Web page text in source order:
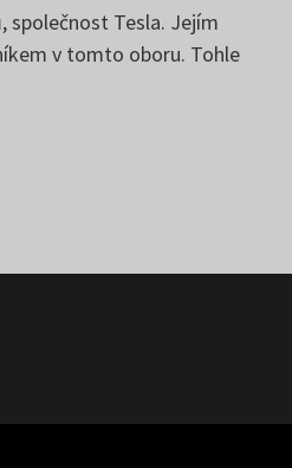
společnost Tesla. Jejím
v tomto oboru. Tohle